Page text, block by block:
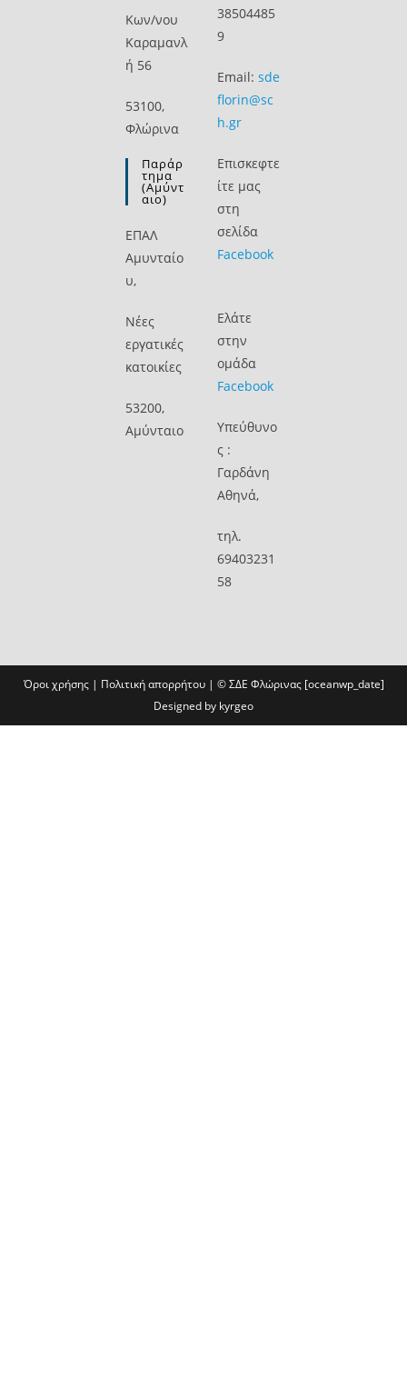
Kων/νου
Καραμανλ
ή 56
53100,
Φλώρινα
Παράρ
Τημα
(Αμύντ
Αιο)
ΕΠΑΛ
Αμυνταίο
υ,
Νέες
εργατικές
κατοικίες
53200,
Αμύνταιο
38504485
9
Email: sde
florin@sc
h.gr
Επισκεφτε
ίτε μας
στη
σελίδα
Facebook
Ελάτε
στην
ομάδα
Facebook
Υπεύθυνο
ς :
Γαρδάνη
Αθηνά,
τηλ.
69403231
58
Όροι χρήσης| Πολιτική απορρήτου| ©ΣΔΕ Φλώρινας [oceanwp_date]
Designed by kyrgeo